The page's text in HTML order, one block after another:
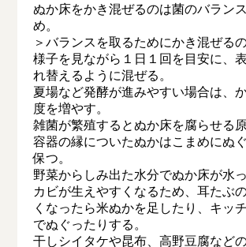
ぬか床をかき混ぜるのは菌のバラン
め。
＞バランスを取るためにかき混ぜるの
様子を見ながら１日１回を目安に、
れ替えるように混ぜる。
夏場など発酵が進みやすい場合は、
度を増やす。
雑菌が繁殖するとぬか床を腐らせる原
容器の縁についたぬかはこまめにぬ
保つ。
野菜からしみ出た水分でぬか床が水
カビが生えやすくなるため、耳たぶ
くなったら米ぬかを足したり、キッ
でぬぐったりする。
干しシイタケや昆布、高野豆腐など